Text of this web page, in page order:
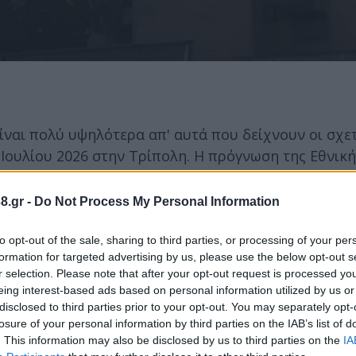
- Do Not Process My Personal Information
opt-out of the sale, sharing to third parties, or processing of your
for targeted advertising by us, please use the below opt-out
selection. Please note that after your opt-out request is processed
interest-based ads based on personal information utilized by us
to third parties prior to your opt-out. You may separately
of your personal information by third parties on the IAB’s list of
This information may also be disclosed by us to third parties on the
πολύ υψηλότερα απ' αυτά που δείχνουν οι
2026 στην Τρίπολη. Η πρόγνωση της
ημέρας με ηλιοφάνεια, αλλά πολύ γρήγορα
κατά τόπους και διαστήματα και κάποιες στάλες
προβλήματα.
24ωρο είναι η περαιτέρω αποδυνάμωση
έως πολύ χαμηλή ισχύ και βορειοδυτική
από 17 μέχρι 29 βαθμούς Κελσίου, ωστόσο
θα φτάνει τους 33-34 βαθμούς Κελσίου!